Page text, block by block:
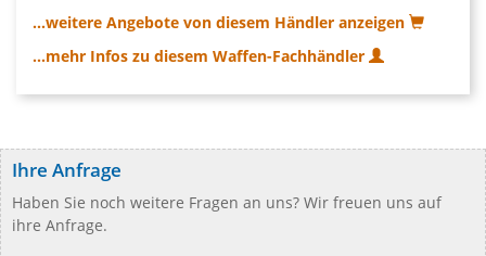
...weitere Angebote von diesem Händler anzeigen
...mehr Infos zu diesem Waffen-Fachhändler
Ihre Anfrage
Haben Sie noch weitere Fragen an uns? Wir freuen uns auf
ihre Anfrage.